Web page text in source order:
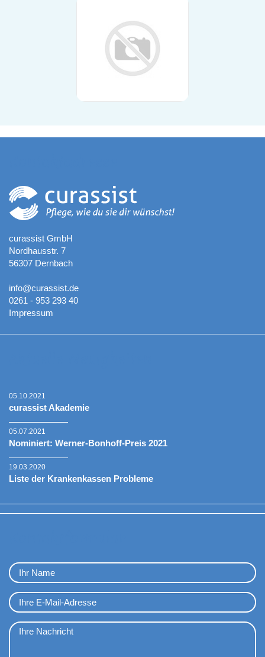
curassist GmbH
Nordhausstr. 7
56307 Dernbach
info@curassist.de
0261 - 953 293 40
Impressum
05.10.2021
curassist Akademie
05.07.2021
Nominiert: Werner-Bonhoff-Preis 2021
19.03.2020
Liste der Krankenkassen Probleme